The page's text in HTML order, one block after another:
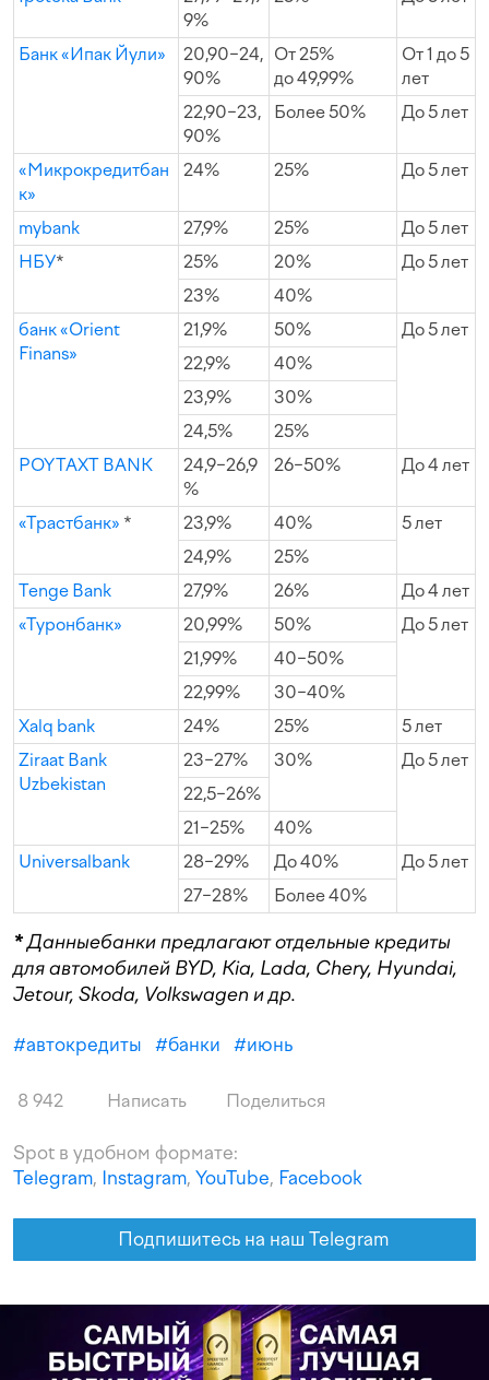
9%
Банк «Ипак Йули»
20,90−24,
90%
От 25%
до 49,99%
От 1 до 5
лет
22,90−23,
90%
Более 50% До 5 лет
«Микрокредитбан
к»
24% 25% До 5 лет
mybank 27,9% 25%
До 5 лет
НБУ* 25% 20%
До 5 лет
23%
40%
банк «Orient
Finans»
21,9% 50%
До 5 лет
22,9%
40%
23,9%
30%
24,5%
25%
POYTAXT BANK
24,9−26,9
%
26−50% До 4 лет
«Трастбанк» * 23,9% 40%
5 лет
24,9%
25%
Tenge Bank
27,9% 26%
До 4 лет
«Туронбанк»
20,99% 50%
До 5 лет
21,99%
40−50%
22,99%
30−40%
Xalq bank
24% 25%
5 лет
Ziraat Bank
Uzbekistan
23−27% 30%
До 5 лет
22,5−26%
21−25%
40%
Universalbank
28−29% До 40%
До 5 лет
27−28%
Более 40%
*Данныебанки предлагают отдельные кредиты
для автомобилей BYD, Kia, Lada, Chery, Hyundai,
Jetour, Skoda, Volkswagen и др.
#автокредиты #банки #июнь
8 942 Написать Поделиться
Spot в удобном формате:
Telegram, Instagram, YouTube, Facebook
Подпишитесь на наш Telegram